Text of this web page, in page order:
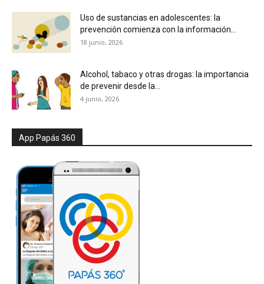
Uso de sustancias en adolescentes: la
prevención comienza con la información...
18 junio, 2026
Alcohol, tabaco y otras drogas: la importancia
de prevenir desde la...
4 junio, 2026
App Papás 360